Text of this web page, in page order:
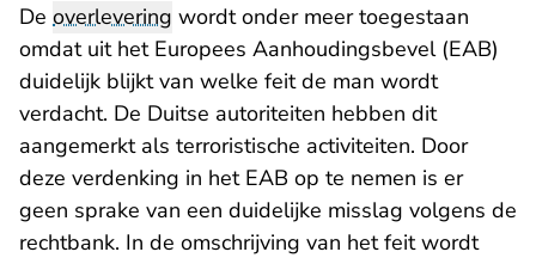
De overlevering wordt onder meer toegestaan
omdat uit het Europees Aanhoudingsbevel (EAB)
duidelijk blijkt van welke feit de man wordt
verdacht. De Duitse autoriteiten hebben dit
aangemerkt als terroristische activiteiten. Door
deze verdenking in het EAB op te nemen is er
geen sprake van een duidelijke misslag volgens de
rechtbank. In de omschrijving van het feit wordt